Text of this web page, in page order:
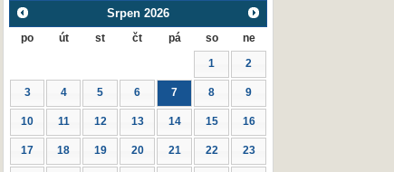
Srpen 2026
po út st čt pá so ne
1 2
3 4 5 6 7 8 9
10 11 12 13 14 15 16
17 18 19 20 21 22 23